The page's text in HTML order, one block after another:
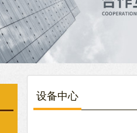
设备中心